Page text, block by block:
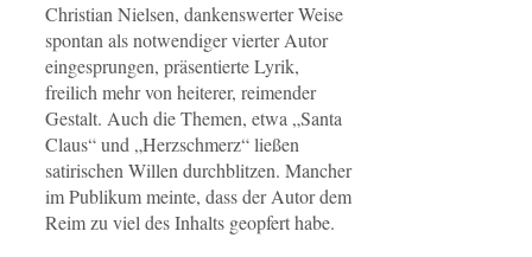
Christian Nielsen, dankenswerter Weise
spontan als notwendiger vierter Autor
eingesprungen, präsentierte Lyrik,
freilich mehr von heiterer, reimender
Gestalt. Auch die Themen, etwa „Santa
Claus“ und „Herzschmerz“ ließen
satirischen Willen durchblitzen. Mancher
im Publikum meinte, dass der Autor dem
Reim zu viel des Inhalts geopfert habe.